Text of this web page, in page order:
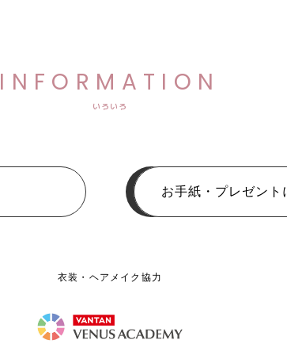
INFORMATION
いろいろ
お手紙・プレゼント
衣装・ヘアメイク協力